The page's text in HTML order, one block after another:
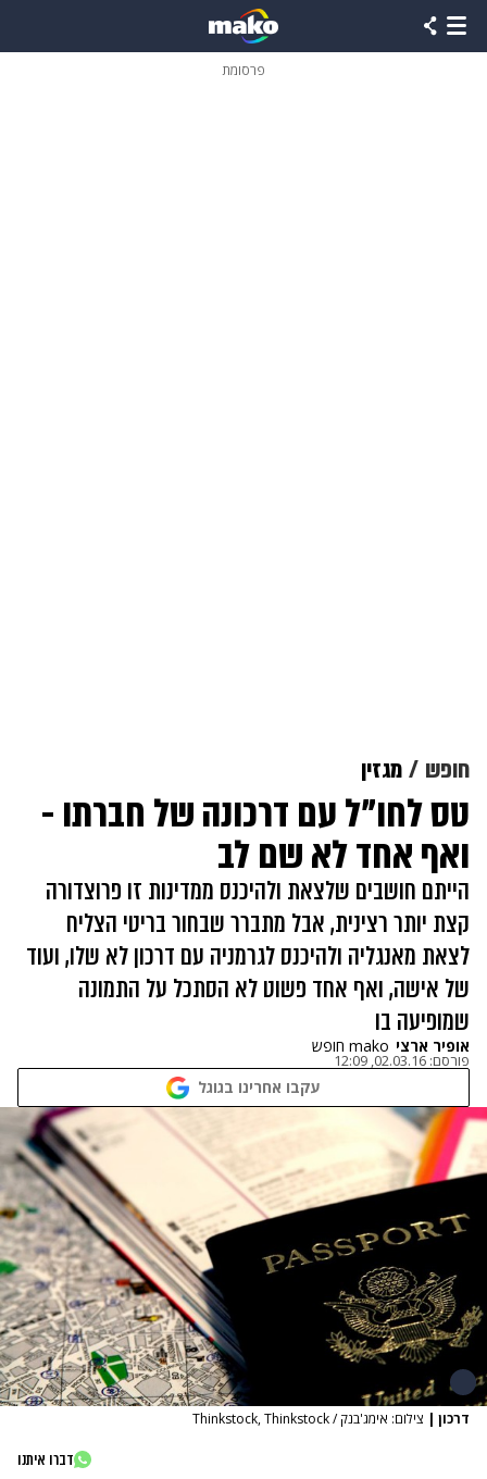
פרסומת
חופש מגזין
טס לחו"ל עם דרכונה של חברתו -
ואף אחד לא שם לב
הייתם חושבים שלצאת ולהיכנס ממדינות זו פרוצדורה
קצת יותר רצינית, אבל מתברר שבחור בריטי הצליח
לצאת מאנגליה ולהיכנס לגרמניה עם דרכון לא שלו, ועוד
של אישה, ואף אחד פשוט לא הסתכל על התמונה
שמופיעה בו
אופיר ארצי mako חופש
פורסם: 02.03.16, 12:09
עקבו אחרינו בגוגל
דרכון | צילום: אימג'בנק / Thinkstock, Thinkstock
דברו איתנו